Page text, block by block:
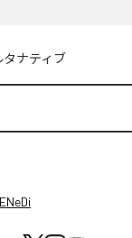
タナティブ
ENeDi